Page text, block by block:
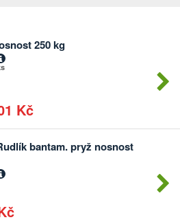
250 kg
Kč
Počet
kusů
bantam. pryž nosnost
Počet